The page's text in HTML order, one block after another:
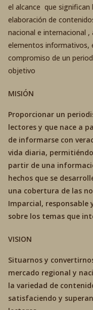
el alcance que
elaboración de
nacional e internacional
elementos informativos,
compromiso de un
objetivo
MISIÓN
Proporcionar un
lectores y que nace a
de informarse con
vida diaria,
partir de una
hechos que se
una cobertura de las
Imparcial,
sobre los temas que
VISION
Situarnos y
mercado regional y
la variedad de
satisfaciendo y